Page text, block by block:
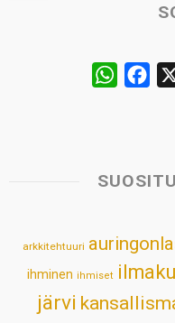
W
s
p
b
k
arkkitehtuuri
ihminen ihmiset
järvi